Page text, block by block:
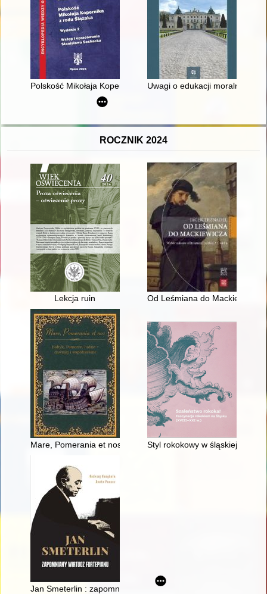
Polskość Mikołaja Kopernika z rodu ŚlązakaUwagi o edukacji moralnej
ROCZNIK 2024
Lekcja ruin Od Leśmiana do Mackiewicza
Mare, Pomerania et nos : Bałtyk, Pomorze, ludzie - dawniej i
Styl rokokowy w śląskiej sztuce
Jan Smeterlin : zapomniany wirtuoz fortepianu